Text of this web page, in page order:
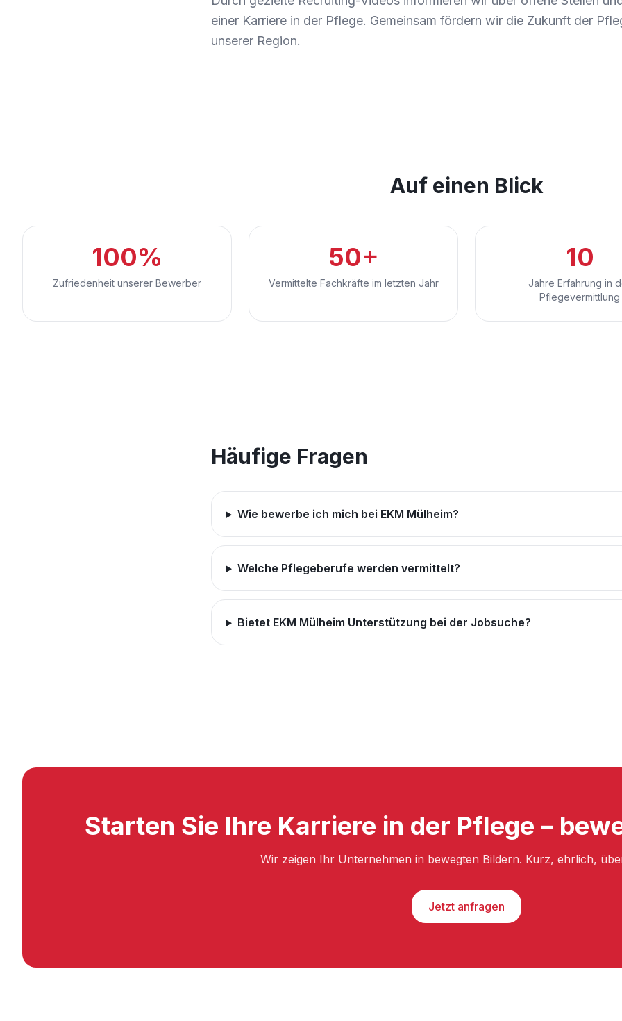
einer Karriere in der Pflege. Gemeinsam fördern wir die Zukunft der
unserer Region.
Auf einen Blick
100%
Zufriedenheit unserer Bewerber
50+
Vermittelte Fachkräfte im letzten Jahr
10
Jahre Erfahrung in
Pflegevermittlung
Häufige Fragen
Wie bewerbe ich mich bei EKM Mülheim?
Welche Pflegeberufe werden vermittelt?
Bietet EKM Mülheim Unterstützung bei der Jobsuche?
Starten Sie Ihre Karriere in der Pflege –
Wir zeigen Ihr Unternehmen in bewegten Bildern. Kurz, ehrlich,
Jetzt anfragen